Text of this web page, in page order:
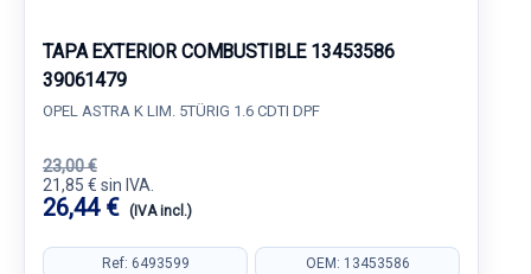
TAPA EXTERIOR COMBUSTIBLE 13453586
39061479
OPEL ASTRA K LIM. 5TÜRIG 1.6 CDTI DPF
23,00 €
21,85 € sin IVA.
26,44 € (IVA incl.)
Ref: 6493599 OEM: 13453586